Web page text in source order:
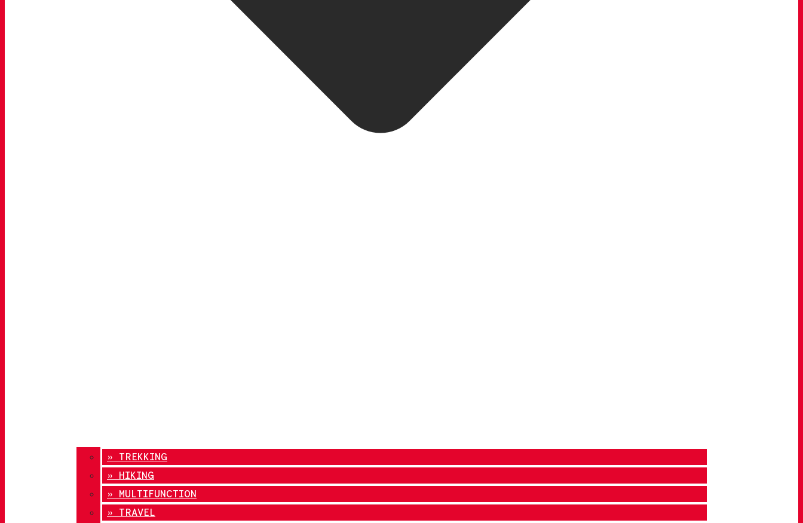
» TREKKING
» HIKING
» MULTIFUNCTION
» TRAVEL